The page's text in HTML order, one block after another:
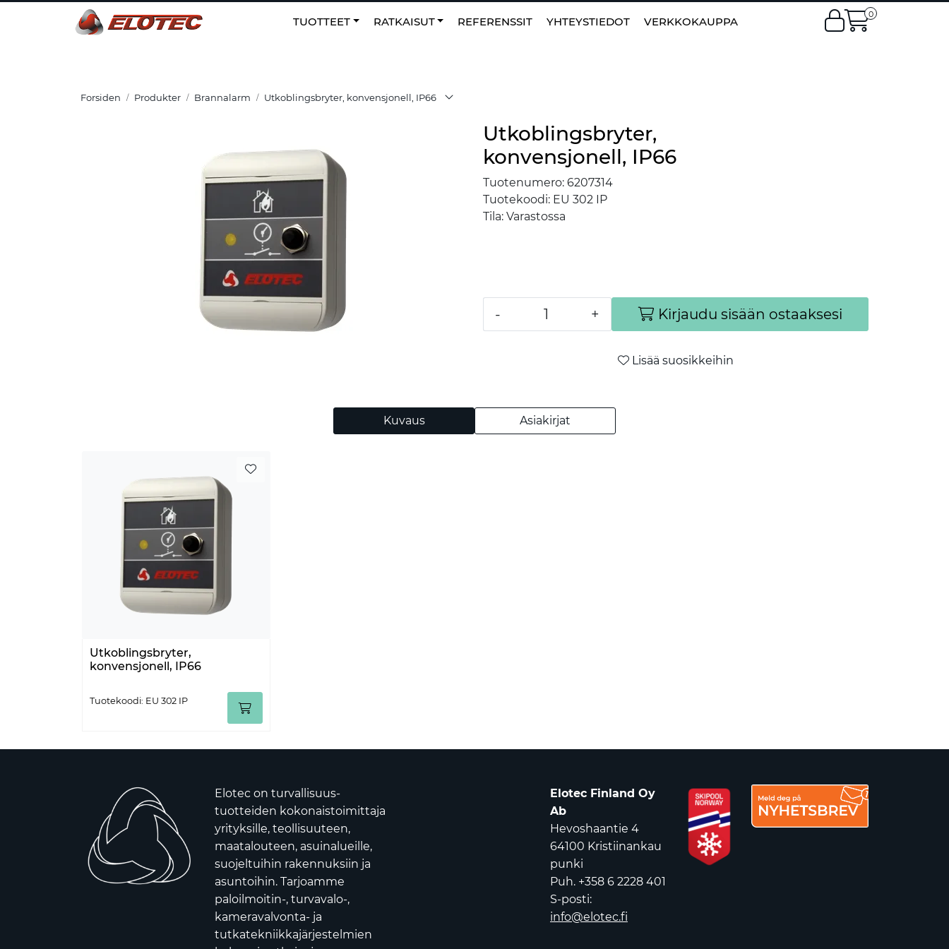
Skip to main content
Suosikit NO| EN|FI
TUOTTEET RATKAISUT REFERENSSIT YHTEYSTIEDOT VERKKOKAUPPA
0
Forsiden Produkter Brannalarm Utkoblingsbryter, konvensjonell, IP66
Utkoblingsbryter,
konvensjonell, IP66
Tuotenumero: 6207314
Tuotekoodi: EU 302 IP
Tila: Varastossa
- + Kirjaudu sisään ostaaksesi
Lisää suosikkeihin
Kuvaus Asiakirjat
Utkoblingsbryter,
konvensjonell, IP66
Tuotekoodi: EU 302 IP
Elotec on turvallisuus-
tuotteiden kokonaistoimittaja
yrityksille, teollisuuteen,
maatalouteen, asuinalueille,
suojeltuihin rakennuksiin ja
asuntoihin. Tarjoamme
paloilmoitin-, turvavalo-,
kameravalvonta- ja
tutkatekniikkajärjestelmien
Elotec Finland Oy
Ab
Hevoshaantie 4
64100 Kristiinankau
punki
Puh. +358 6 2228 401
S-posti:
info@elotec.fi